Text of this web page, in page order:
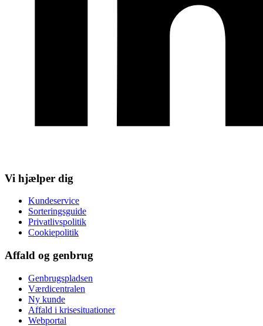
Vi hjælper dig
Kundeservice
Sorteringsguide
Privatlivspolitik
Cookiepolitik
Affald og genbrug
Genbrugspladsen
Værdicentralen
Ny kunde
Affald i krisesituationer
Webportal